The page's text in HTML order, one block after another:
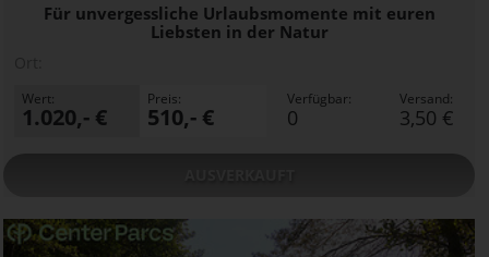
Für unvergessliche Urlaubsmomente mit euren
Liebsten in der Natur
Wert:
1.020,- €
Preis:
510,- €
Verfügbar:
0
Versand:
3,50 €